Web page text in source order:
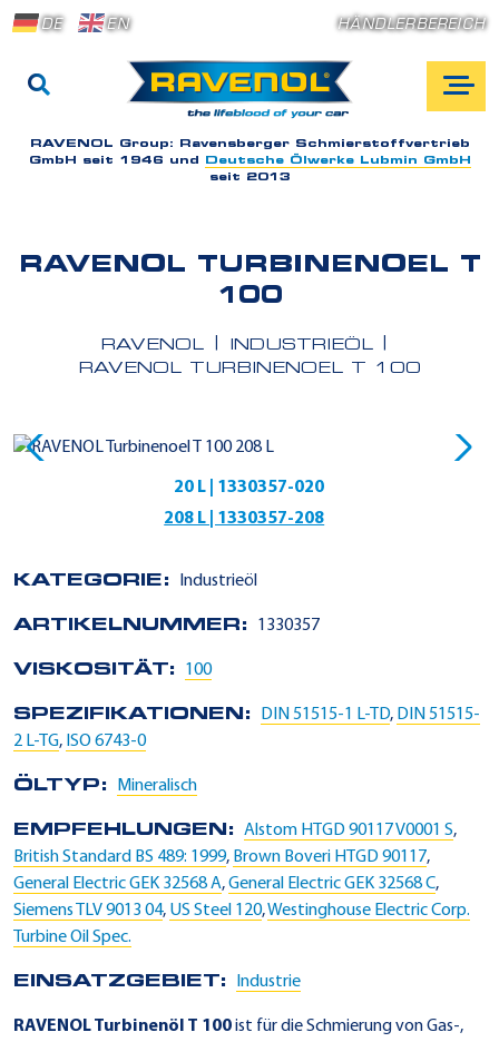
DE EN HÄNDLERBEREICH
RAVENOL Group: Ravensberger Schmierstoffvertrieb
GmbH seit 1946 und
Deutsche Ölwerke Lubmin GmbH
seit 2013
RAVENOL TURBINENOEL T
100
RAVENOL
INDUSTRIEÖL
RAVENOL TURBINENOEL T 100
20 L | 1330357-020
208 L | 1330357-208
KATEGORIE: Industrieöl
ARTIKELNUMMER: 1330357
VISKOSITÄT: 100
SPEZIFIKATIONEN: DIN 51515-1 L-TD, DIN 51515-
2 L-TG, ISO 6743-0
ÖLTYP: Mineralisch
EMPFEHLUNGEN: Alstom HTGD 90117 V0001 S,
British Standard BS 489: 1999, Brown Boveri HTGD 90117,
General Electric GEK 32568 A,General Electric GEK 32568 C,
Siemens TLV 9013 04, US Steel 120,Westinghouse Electric Corp.
Turbine Oil Spec.
EINSATZGEBIET: Industrie
RAVENOL Turbinenöl T 100ist für die Schmierung von Gas-,